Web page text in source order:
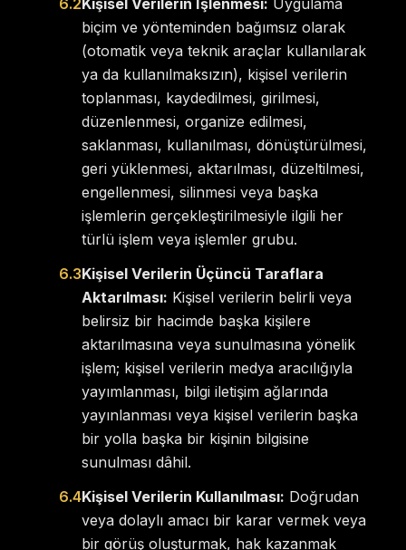
6.2Kişisel Verilerin İşlenmesi: Uygulama
biçim ve yönteminden bağımsız olarak
(otomatik veya teknik araçlar kullanılarak
ya da kullanılmaksızın), kişisel verilerin
toplanması, kaydedilmesi, girilmesi,
düzenlenmesi, organize edilmesi,
saklanması, kullanılması, dönüştürülmesi,
geri yüklenmesi, aktarılması, düzeltilmesi,
engellenmesi, silinmesi veya başka
işlemlerin gerçekleştirilmesiyle ilgili her
türlü işlem veya işlemler grubu.
6.3Kişisel Verilerin Üçüncü Taraflara
Aktarılması: Kişisel verilerin belirli veya
belirsiz bir hacimde başka kişilere
aktarılmasına veya sunulmasına yönelik
işlem; kişisel verilerin medya aracılığıyla
yayımlanması, bilgi iletişim ağlarında
yayınlanması veya kişisel verilerin başka
bir yolla başka bir kişinin bilgisine
sunulması dâhil.
6.4Kişisel Verilerin Kullanılması: Doğrudan
veya dolaylı amacı bir karar vermek veya
bir görüş oluşturmak, hak kazanmak